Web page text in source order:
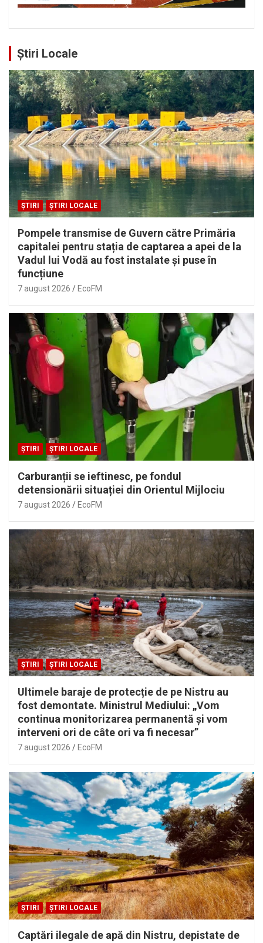
Știri Locale
ȘTIRI ȘTIRI LOCALE
Pompele transmise de Guvern către Primăria
capitalei pentru stația de captarea a apei de la
Vadul lui Vodă au fost instalate și puse în
funcțiune
7 august 2026 EcoFM
ȘTIRI ȘTIRI LOCALE
Carburanții se ieftinesc, pe fondul
detensionării situației din Orientul Mijlociu
7 august 2026 EcoFM
ȘTIRI ȘTIRI LOCALE
Ultimele baraje de protecție de pe Nistru au
fost demontate. Ministrul Mediului: „Vom
continua monitorizarea permanentă și vom
interveni ori de câte ori va fi necesar”
7 august 2026 EcoFM
ȘTIRI ȘTIRI LOCALE
Captări ilegale de apă din Nistru, depistate de